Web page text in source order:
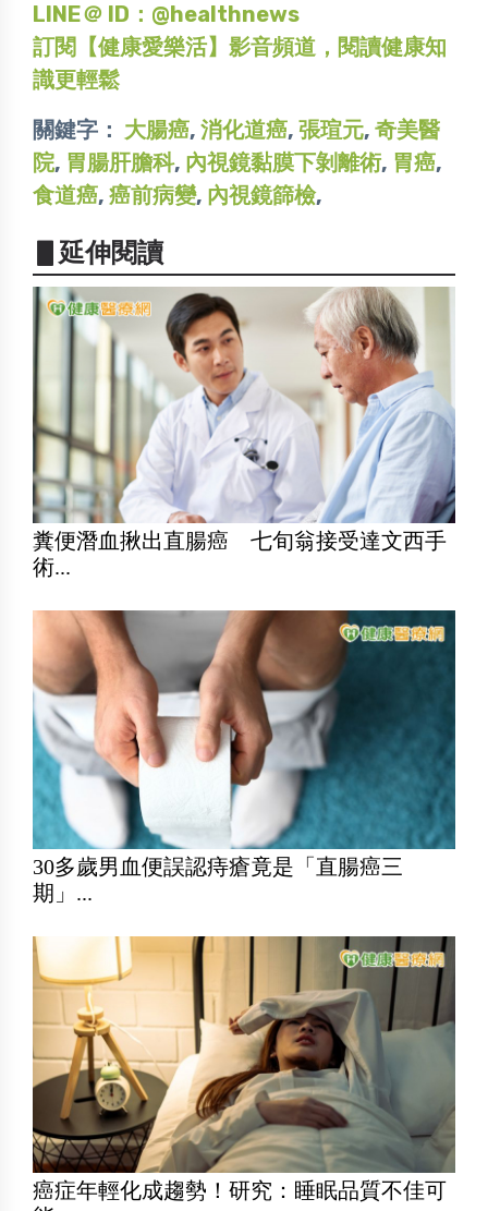
LINE＠ ID：@healthnews
訂閱【健康愛樂活】影音頻道，閱讀健康知
識更輕鬆
關鍵字： 大腸癌, 消化道癌, 張瑄元, 奇美醫
院, 胃腸肝膽科, 內視鏡黏膜下剝離術, 胃癌,
食道癌, 癌前病變, 內視鏡篩檢,
▋延伸閱讀
糞便潛血揪出直腸癌 七旬翁接受達文西手
術...
30多歲男血便誤認痔瘡竟是「直腸癌三
期」...
癌症年輕化成趨勢！研究：睡眠品質不佳可